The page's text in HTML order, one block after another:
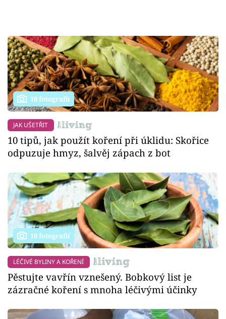
10 fotografií
JAK UŠETŘIT
10 tipů, jak použít koření při úklidu: Skořice
odpuzuje hmyz, šalvěj zápach z bot
10 fotografií
LÉČIVÉ BYLINY A KOŘENÍ
Pěstujte vavřín vznešený. Bobkový list je
zázračné koření s mnoha léčivými účinky